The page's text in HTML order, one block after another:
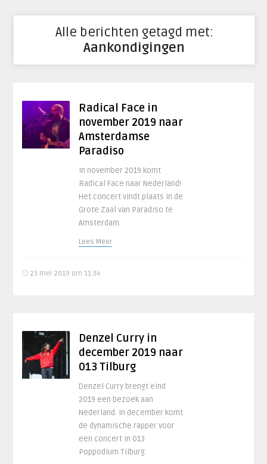
Alle berichten getagd met:
Aankondigingen
Radical Face in
november 2019 naar
Amsterdamse
Paradiso
In november 2019 komt
Radical Face naar Nederland!
Het concert vindt plaats in de
Grote Zaal van Paradiso te
Amsterdam.
Lees Meer
23 mei 2019 om 11:34
Denzel Curry in
december 2019 naar
013 Tilburg
Denzel Curry brengt eind
2019 een bezoek aan
Nederland. In december komt
de dynamische rapper voor
een concert in 013
Poppodium Tilburg.